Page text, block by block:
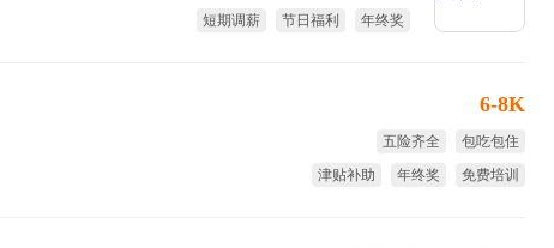
短期调薪
节日福利
年终奖
6-8K
五险齐全
包吃包住
津贴补助
年终奖
免费培训